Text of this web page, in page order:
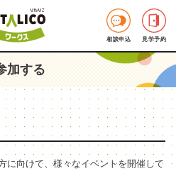
相談申込 見学予約
加する
に向けて、様々なイベントを開催して